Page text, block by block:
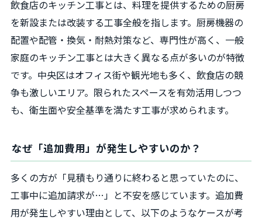
飲食店のキッチン工事とは、料理を提供するための厨房
を新設または改装する工事全般を指します。厨房機器の
配置や配管・換気・耐熱対策など、専門性が高く、一般
家庭のキッチン工事とは大きく異なる点が多いのが特徴
です。中央区はオフィス街や観光地も多く、飲食店の競
争も激しいエリア。限られたスペースを有効活用しつつ
も、衛生面や安全基準を満たす工事が求められます。
なぜ「追加費用」が発生しやすいのか？
多くの方が「見積もり通りに終わると思っていたのに、
工事中に追加請求が…」と不安を感じています。追加費
用が発生しやすい理由として、以下のようなケースが考